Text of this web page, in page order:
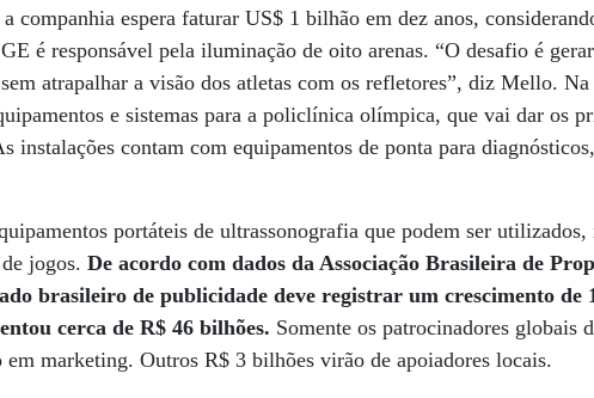
companhia espera faturar US$ 1 bilhão em dez anos,
é responsável pela iluminação de oito arenas. “O desafio é
atrapalhar a visão dos atletas com os refletores”, diz Mello. Na
e sistemas para a policlínica olímpica, que vai dar os
instalações contam com equipamentos de ponta para
portáteis de ultrassonografia que podem ser
de jogos.De acordo com dados da Associação Brasileira de
brasileiro de publicidade deve registrar um crescimento
cerca de R$ 46 bilhões. Somente os patrocinadores globais
marketing. Outros R$ 3 bilhões virão de apoiadores locais.